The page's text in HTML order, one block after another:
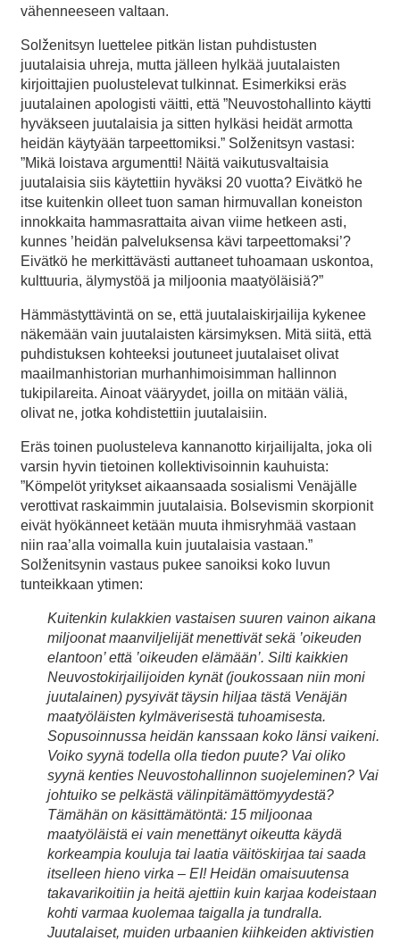
vähenneeseen valtaan.
Solženitsyn luettelee pitkän listan puhdistusten
juutalaisia uhreja, mutta jälleen hylkää juutalaisten
kirjoittajien puolustelevat tulkinnat. Esimerkiksi eräs
juutalainen apologisti väitti, että ”Neuvostohallinto käytti
hyväkseen juutalaisia ja sitten hylkäsi heidät armotta
heidän käytyään tarpeettomiksi.” Solženitsyn vastasi:
”Mikä loistava argumentti! Näitä vaikutusvaltaisia
juutalaisia siis käytettiin hyväksi 20 vuotta? Eivätkö he
itse kuitenkin olleet tuon saman hirmuvallan koneiston
innokkaita hammasrattaita aivan viime hetkeen asti,
kunnes ’heidän palveluksensa kävi tarpeettomaksi’?
Eivätkö he merkittävästi auttaneet tuhoamaan uskontoa,
kulttuuria, älymystöä ja miljoonia maatyöläisiä?”
Hämmästyttävintä on se, että juutalaiskirjailija kykenee
näkemään vain juutalaisten kärsimyksen. Mitä siitä, että
puhdistuksen kohteeksi joutuneet juutalaiset olivat
maailmanhistorian murhanhimoisimman hallinnon
tukipilareita. Ainoat vääryydet, joilla on mitään väliä,
olivat ne, jotka kohdistettiin juutalaisiin.
Eräs toinen puolusteleva kannanotto kirjailijalta, joka oli
varsin hyvin tietoinen kollektivisoinnin kauhuista:
”Kömpelöt yritykset aikaansaada sosialismi Venäjälle
verottivat raskaimmin juutalaisia. Bolsevismin skorpionit
eivät hyökänneet ketään muuta ihmisryhmää vastaan
niin raa’alla voimalla kuin juutalaisia vastaan.”
Solženitsynin vastaus pukee sanoiksi koko luvun
tunteikkaan ytimen:
Kuitenkin kulakkien vastaisen suuren vainon aikana
miljoonat maanviljelijät menettivät sekä ’oikeuden
elantoon’ että ’oikeuden elämään’. Silti kaikkien
Neuvostokirjailijoiden kynät (joukossaan niin moni
juutalainen) pysyivät täysin hiljaa tästä Venäjän
maatyöläisten kylmäverisestä tuhoamisesta.
Sopusoinnussa heidän kanssaan koko länsi vaikeni.
Voiko syynä todella olla tiedon puute? Vai oliko
syynä kenties Neuvostohallinnon suojeleminen? Vai
johtuiko se pelkästä välinpitämättömyydestä?
Tämähän on käsittämätöntä: 15 miljoonaa
maatyöläistä ei vain menettänyt oikeutta käydä
korkeampia kouluja tai laatia väitöskirjaa tai saada
itselleen hieno virka – EI! Heidän omaisuutensa
takavarikoitiin ja heitä ajettiin kuin karjaa kodeistaan
kohti varmaa kuolemaa taigalla ja tundralla.
Juutalaiset, muiden urbaanien kiihkeiden aktivistien